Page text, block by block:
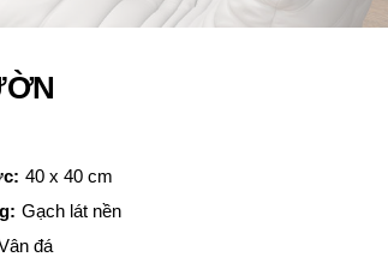
40 x 40 cm
Gạch lát nền
đá